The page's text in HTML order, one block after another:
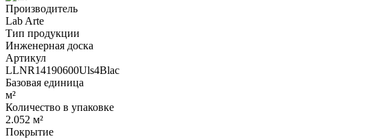
Производитель
Lab Arte
Тип продукции
Инженерная доска
Артикул
LLNR14190600Uls4Blac
Базовая единица
м²
Количество в упаковке
2.052 м²
Покрытие